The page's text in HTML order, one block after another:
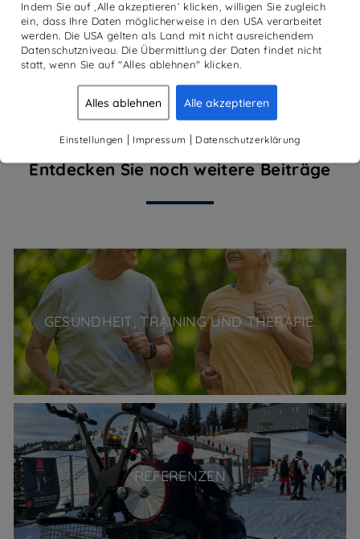
WEITERE VERANSTALUNGEN
WEITERE BLOG
KATEGORIEN
Entdecken Sie noch weitere Beiträge
GESUNDHEIT, TRAINING UND THERAPIE.
REFERENZEN
Indem Sie auf ‚Alle akzeptieren‘ klicken, willigen Sie zugleich
ein, dass Ihre Daten möglicherweise in den USA verarbeitet
werden. Die USA gelten als Land mit nicht ausreichendem
Datenschutzniveau. Die Übermittlung der Daten findet nicht
statt, wenn Sie auf "Alles ablehnen" klicken.
Alles ablehnen Alle akzeptieren
Einstellungen | Impressum | Datenschutzerklärung